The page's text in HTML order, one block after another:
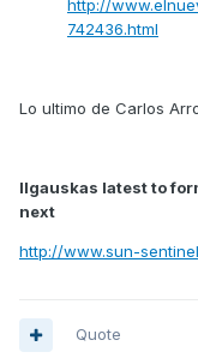
http://
742436.html
Lo ultimo de Carlos
Ilgauskas latest to
next
http://www.sun-
Quote